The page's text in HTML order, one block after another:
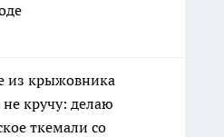
из крыжовника
кручу: делаю
ткемали со